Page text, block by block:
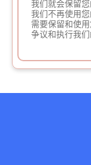
我们就会保留
我们不再使用
需要保留和使
争议和执行我们